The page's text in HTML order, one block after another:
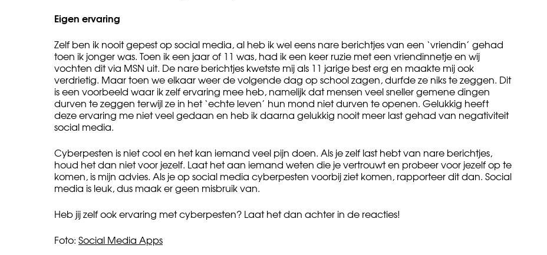
Eigen ervaring
Zelf ben ik nooit gepest op social media, al heb ik wel eens nare berichtjes van een ‘vriendin’ gehad
toen ik jonger was. Toen ik een jaar of 11 was, had ik een keer ruzie met een vriendinnetje en wij
vochten dit via MSN uit. De nare berichtjes kwetste mij als 11 jarige best erg en maakte mij ook
verdrietig. Maar toen we elkaar weer de volgende dag op school zagen, durfde ze niks te zeggen. Dit
is een voorbeeld waar ik zelf ervaring mee heb, namelijk dat mensen veel sneller gemene dingen
durven te zeggen terwijl ze in het ‘echte leven’ hun mond niet durven te openen. Gelukkig heeft
deze ervaring me niet veel gedaan en heb ik daarna gelukkig nooit meer last gehad van negativiteit
social media.
Cyberpesten is niet cool en het kan iemand veel pijn doen. Als je zelf last hebt van nare berichtjes,
houd het dan niet voor jezelf. Laat het aan iemand weten die je vertrouwt en probeer voor jezelf op te
komen, is mijn advies. Als je op social media cyberpesten voorbij ziet komen, rapporteer dit dan. Social
media is leuk, dus maak er geen misbruik van.
Heb jij zelf ook ervaring met cyberpesten? Laat het dan achter in de reacties!
Foto: Social Media Apps